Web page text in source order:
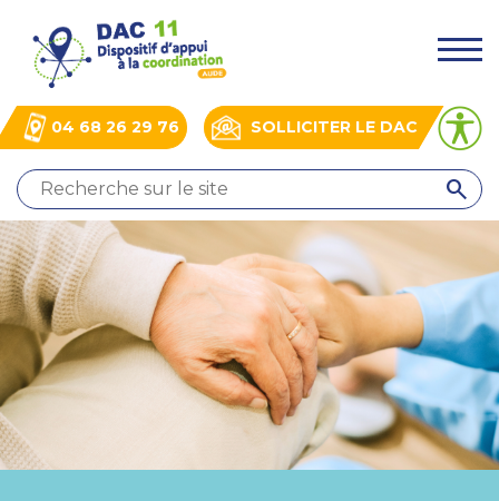
contenu
principal
SOLLICITER LE DAC
04 68 26 29 76
.
QUI
SOMMES-
NOUS
?
NOS
ACTIONS
ACTUALITÉS
BOÎTE
À
OUTILS